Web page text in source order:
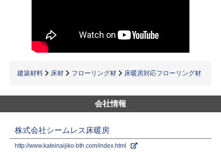
建築材料 床材 フローリング材 床暖房対応フローリング材
会社情報
株式会社シームレス床暖房
http://www.kateinaijiko-bth.com/index.html